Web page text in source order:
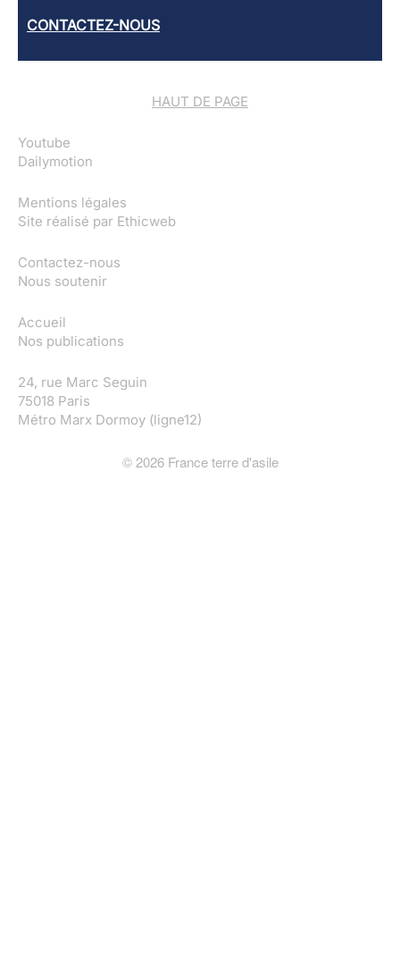
CONTACTEZ-NOUS
HAUT DE PAGE
Youtube
Dailymotion
Mentions légales
Site réalisé par Ethicweb
Contactez-nous
Nous soutenir
Accueil
Nos publications
24, rue Marc Seguin
75018 Paris
Métro Marx Dormoy (ligne12)
© 2026France terre d'asile